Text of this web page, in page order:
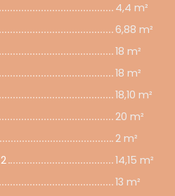
4,4 m²
6,88 m²
18 m²
18 m²
18,10 m²
20 m²
2 m²
14,15 m²
13 m²